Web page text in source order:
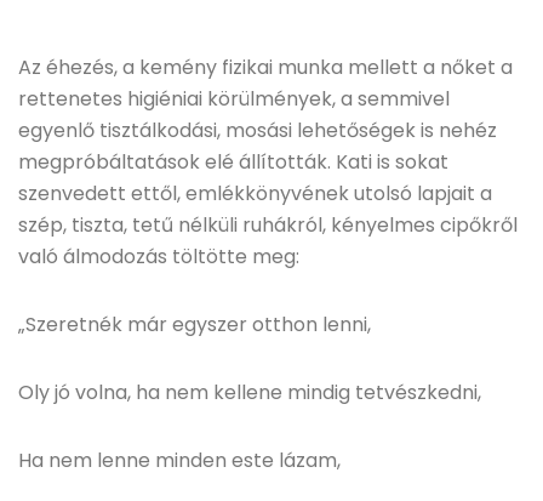
Az éhezés, a kemény fizikai munka mellett a nőket a
rettenetes higiéniai körülmények, a semmivel
egyenlő tisztálkodási, mosási lehetőségek is nehéz
megpróbáltatások elé állították. Kati is sokat
szenvedett ettől, emlékkönyvének utolsó lapjait a
szép, tiszta, tetű nélküli ruhákról, kényelmes cipőkről
való álmodozás töltötte meg:
„Szeretnék már egyszer otthon lenni,
Oly jó volna, ha nem kellene mindig tetvészkedni,
Ha nem lenne minden este lázam,